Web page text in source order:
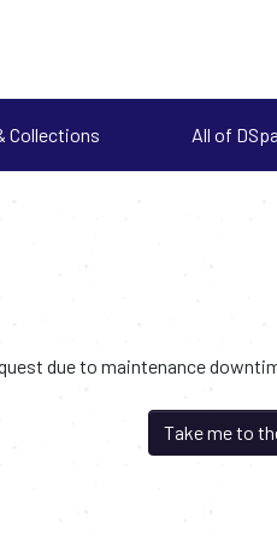
Collections All of
due to maintenance
Take me to